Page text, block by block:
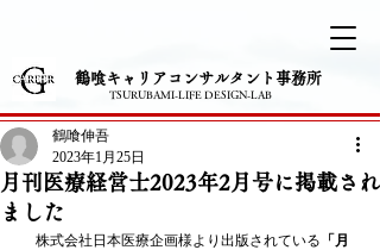
​鶴喰キャリアコンサルタント事務所
TSURUBAMI-LIFE DESIGN-LAB
月刊医療経営士2023年2月号に掲載され
ました
鶴喰伸吾
2023年1月25日
株式会社日本医療企画様より出版されている 「月